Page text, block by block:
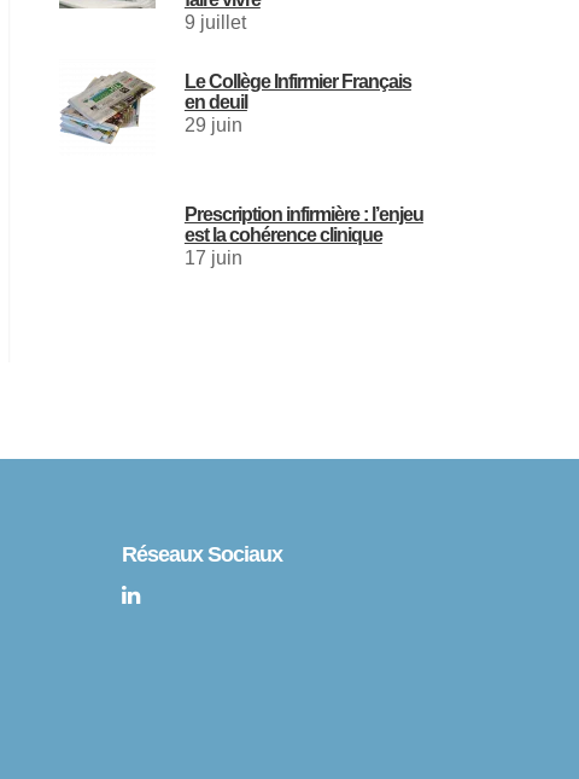
9 juillet
Le Collège Infirmier Français
en deuil
29 juin
Prescription infirmière : l’enjeu
est la cohérence clinique
17 juin
Réseaux Sociaux